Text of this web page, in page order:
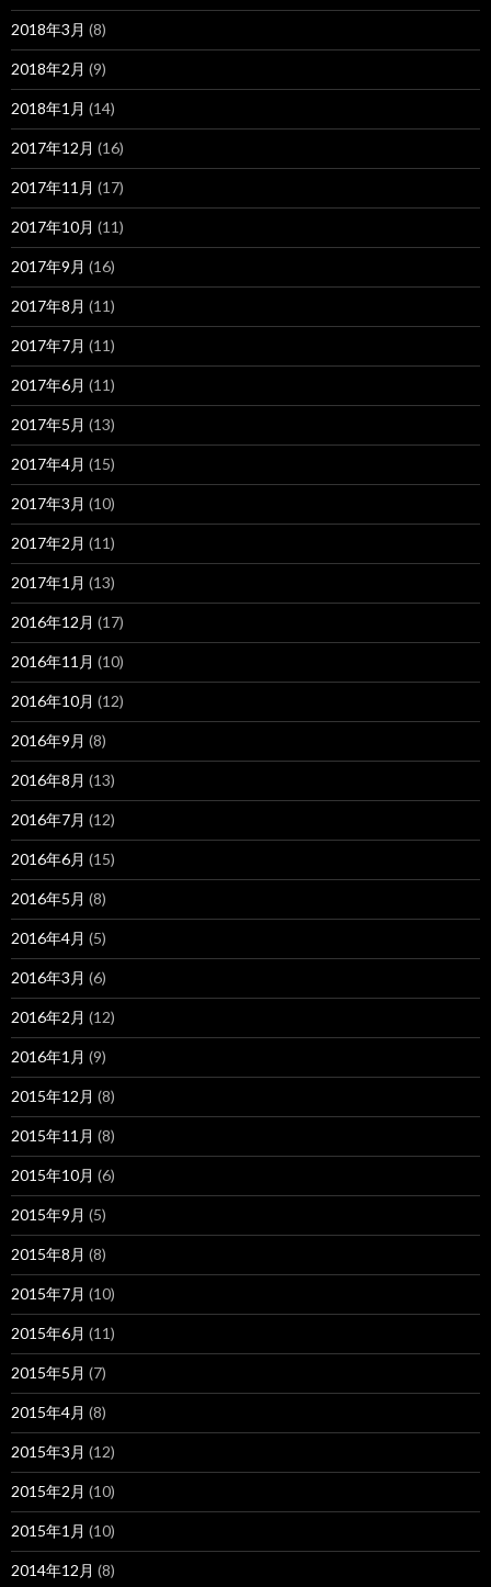
2018年3月 (8)
2018年2月 (9)
2018年1月 (14)
2017年12月 (16)
2017年11月 (17)
2017年10月 (11)
2017年9月 (16)
2017年8月 (11)
2017年7月 (11)
2017年6月 (11)
2017年5月 (13)
2017年4月 (15)
2017年3月 (10)
2017年2月 (11)
2017年1月 (13)
2016年12月 (17)
2016年11月 (10)
2016年10月 (12)
2016年9月 (8)
2016年8月 (13)
2016年7月 (12)
2016年6月 (15)
2016年5月 (8)
2016年4月 (5)
2016年3月 (6)
2016年2月 (12)
2016年1月 (9)
2015年12月 (8)
2015年11月 (8)
2015年10月 (6)
2015年9月 (5)
2015年8月 (8)
2015年7月 (10)
2015年6月 (11)
2015年5月 (7)
2015年4月 (8)
2015年3月 (12)
2015年2月 (10)
2015年1月 (10)
2014年12月 (8)